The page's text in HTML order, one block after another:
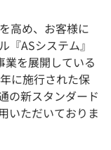
高め、お客様に
ASシステム』
業を展開している
に施行された保
の新スタンダード
いただいておりま